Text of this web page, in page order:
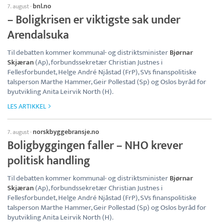
7. august· bnl.no
– Boligkrisen er viktigste sak under
Arendalsuka
Til debatten kommer kommunal- og distriktsministerBjørnar
Skjæran(Ap), forbundssekretær Christian Justnes i
Fellesforbundet, Helge André Njåstad (FrP), SVs finanspolitiske
talsperson Marthe Hammer, Geir Pollestad (Sp) og Oslos byråd for
byutvikling Anita Leirvik North (H).
LES ARTIKKEL
7. august· norskbyggebransje.no
Boligbyggingen faller – NHO krever
politisk handling
Til debatten kommer kommunal- og distriktsministerBjørnar
Skjæran(Ap), forbundssekretær Christian Justnes i
Fellesforbundet, Helge André Njåstad (FrP), SVs finanspolitiske
talsperson Marthe Hammer, Geir Pollestad (Sp) og Oslos byråd for
byutvikling Anita Leirvik North (H).